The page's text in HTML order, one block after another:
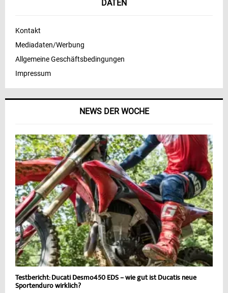
NEWS DER WOCHE
Testbericht: Ducati Desmo450 EDS – wie gut ist Ducatis neue
Sportenduro wirklich?
DATEN
Kontakt
Mediadaten/Werbung
Allgemeine Geschäftsbedingungen
Impressum